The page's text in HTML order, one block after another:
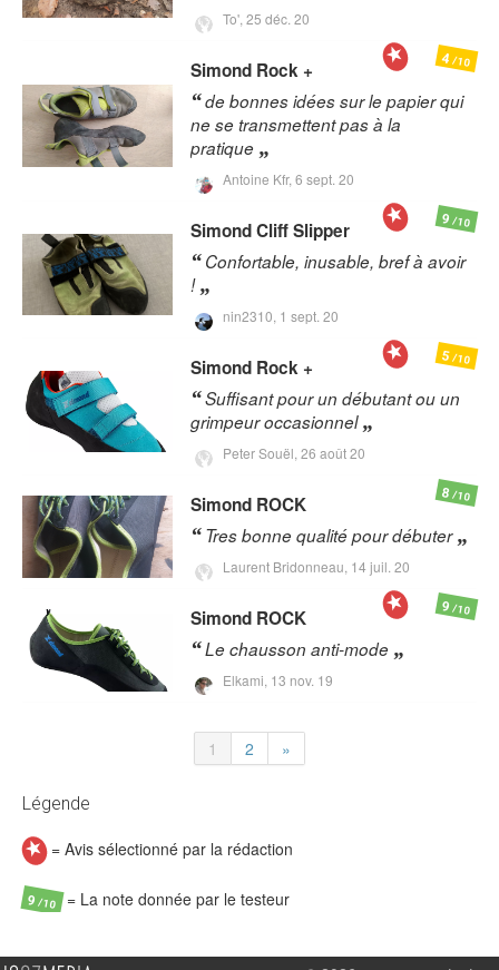
To', 25 déc. 20
Simond Rock +
de bonnes idées sur le papier qui
ne se transmettent pas à la
pratique
Antoine Kfr, 6 sept. 20
4/10
SimondCliff Slipper
Confortable, inusable, bref à avoir
!
nin2310, 1 sept. 20
9/10
Simond Rock +
Suffisant pour un débutant ou un
grimpeur occasionnel
Peter Souël, 26 août 20
5/10
Simond ROCK
Tres bonne qualité pour débuter
Laurent Bridonneau, 14 juil. 20
8/10
Simond ROCK
Le chausson anti-mode
Elkami, 13 nov. 19
9/10
1 2 »
Légende
= Avis sélectionné par la rédaction
9/10 = La note donnée par le testeur